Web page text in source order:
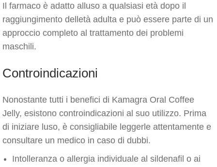
Il farmaco è adatto alluso a qualsiasi età dopo il
raggiungimento delletà adulta e può essere parte di un
approccio completo al trattamento dei problemi
maschili.
Controindicazioni
Nonostante tutti i benefici di Kamagra Oral Coffee
Jelly, esistono controindicazioni al suo utilizzo. Prima
di iniziare luso, è consigliabile leggerle attentamente e
consultare un medico in caso di dubbi.
Intolleranza o allergia individuale al sildenafil o ai